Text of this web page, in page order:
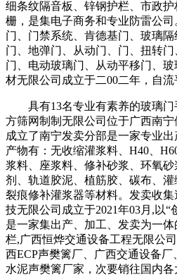
细条纹隔音板、锌钢护栏、市政
栅，是集电子商务和专业防雷公
门、门禁系统、肯德基门、玻璃
门、地弹门、从动门、门、扭转
门、电动玻璃门、从动平移门、
材无限公司成立于二00二年，自流
具有13名专业有素养的玻璃门
方筛网制制无限公司位于广西南
成立了南宁发卖分部是一家专业
产物有：无收缩灌浆料、H40、
浆料、座浆料、修补砂浆、环氧
剂、轨道胶泥、植筋胶、碳布、灌
裂痕修补灌浆器等材料。发卖收
技无限公司成立于2021年03月,以“
是一家集出产、加工、发卖为一
栏,广西恒烨交通设备工程无限公
西ECP声樊篱厂、广西交通设备
水泥声樊篱厂家，次要销往国内